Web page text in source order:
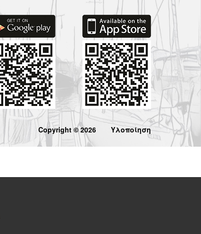
Copyright © 2026 Υλοποίηση